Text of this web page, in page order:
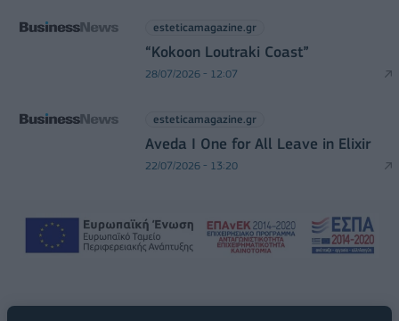
esteticamagazine.gr
“Kokoon Loutraki Coast”
28/07/2026 - 12:07
esteticamagazine.gr
Aveda I One for All Leave in Elixir
22/07/2026 - 13:20